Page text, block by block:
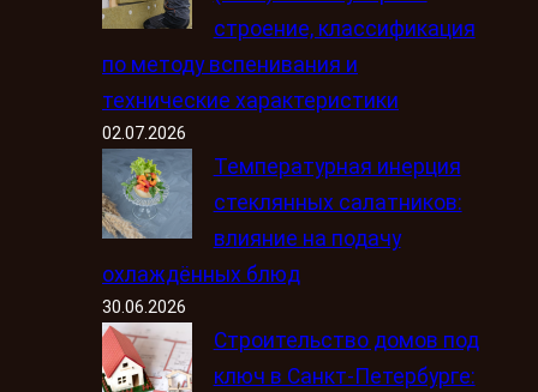
строение, классификация
по методу вспенивания и
технические характеристики
02.07.2026
Температурная инерция
стеклянных салатников:
влияние на подачу
охлаждённых блюд
30.06.2026
Строительство домов под
ключ в Санкт-Петербурге: